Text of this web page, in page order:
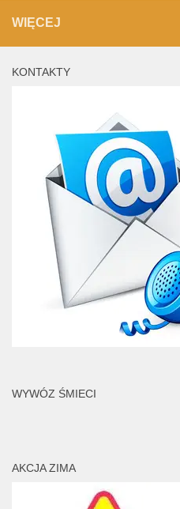
WIĘCEJ
KONTAKTY
WYWÓZ ŚMIECI
AKCJA ZIMA